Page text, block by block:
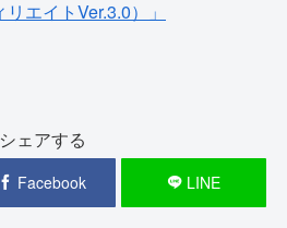
エイトVer.3.0）」
シェアする
Facebook LINE